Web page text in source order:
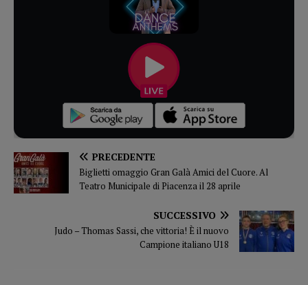
PRECEDENTE
Biglietti omaggio Gran Galà Amici del Cuore. Al
Teatro Municipale di Piacenza il 28 aprile
SUCCESSIVO
Judo – Thomas Sassi, che vittoria! È il nuovo
Campione italiano U18